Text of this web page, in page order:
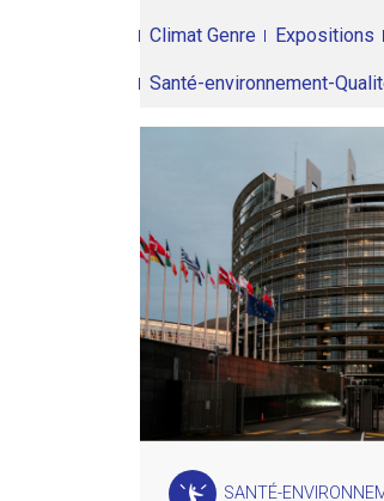
Climat Genre Expositions
Santé-environnement-
SANTÉ-